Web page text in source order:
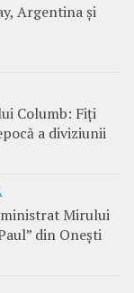
Argentina și
Columb: Fiți
a diviziunii
Mirului
din Onești